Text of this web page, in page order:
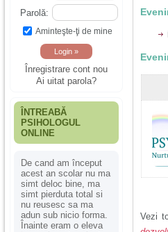
Parolă:
Aminteşte-ţi de mine
Înregistrare cont nou
Ai uitat parola?
ÎNTREABĂ
PSIHOLOGUL
ONLINE
De cand am început
acest an scolar nu ma
simt deloc bine, ma
simt pierduta total si
nu reusesc sa ma
adun sub nicio forma.
Înainte eram o eleva
Vezi